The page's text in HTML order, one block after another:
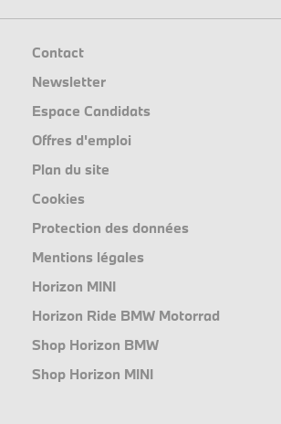
Contact
Newsletter
Espace Candidats
Offres d'emploi
Plan du site
Cookies
Protection des données
Mentions légales
Horizon MINI
Horizon Ride BMW Motorrad
Shop Horizon BMW
Shop Horizon MINI